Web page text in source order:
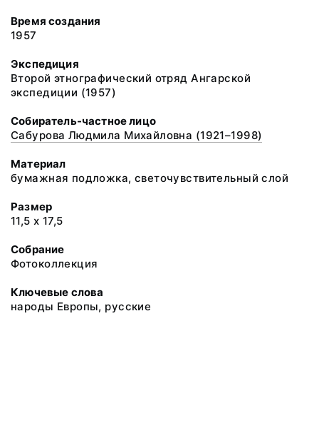
Время создания
1957
Экспедиция
Второй этнографический отряд Ангарской
экспедиции (1957)
Собиратель-частное лицо
Сабурова Людмила Михайловна (1921–1998)
Материал
бумажная подложка, светочувствительный слой
Размер
11,5 х 17,5
Собрание
Фотоколлекция
Ключевые слова
народы Европы, русские